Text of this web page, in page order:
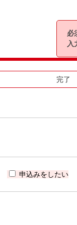
完了
申込みをしたい
必
入